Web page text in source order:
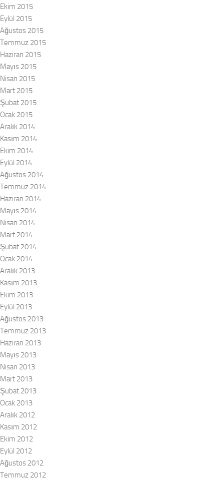
Ekim 2015
Eylül 2015
Ağustos 2015
Temmuz 2015
Haziran 2015
Mayıs 2015
Nisan 2015
Mart 2015
Şubat 2015
Ocak 2015
Aralık 2014
Kasım 2014
Ekim 2014
Eylül 2014
Ağustos 2014
Temmuz 2014
Haziran 2014
Mayıs 2014
Nisan 2014
Mart 2014
Şubat 2014
Ocak 2014
Aralık 2013
Kasım 2013
Ekim 2013
Eylül 2013
Ağustos 2013
Temmuz 2013
Haziran 2013
Mayıs 2013
Nisan 2013
Mart 2013
Şubat 2013
Ocak 2013
Aralık 2012
Kasım 2012
Ekim 2012
Eylül 2012
Ağustos 2012
Temmuz 2012